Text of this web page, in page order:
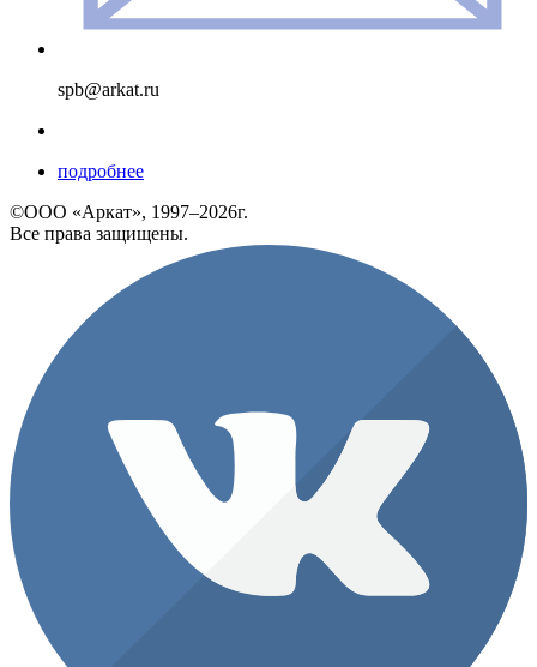
spb@arkat.ru
подробнее
©ООО «Аркат», 1997–2026г.
Все права защищены.